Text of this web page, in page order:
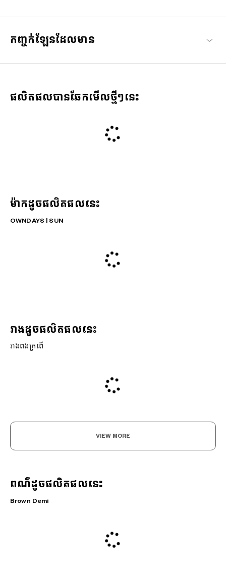
កញ្ចក់ឡែនដែលមាន
ផលិតផលបានឆែកមើលថ្មីៗនេះ
ម៉ាកដូចផលិតផលនេះ
OWNDAYS | SUN
រាងដូចផលិតផលនេះ
រាងពងក្រពើ
VIEW MORE
ពណ៌ដូចផលិតផលនេះ
Brown Demi